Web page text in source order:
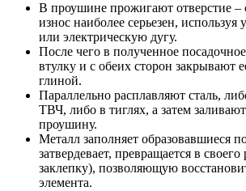
В проушине прожигают отверстие –
износ наиболее серьезен, используя
или электрическую дугу.
После чего в полученное
втулку и с обеих сторон закрывают
глиной.
Параллельно расплавляют сталь,
ТВЧ, либо в тиглях, а затем
проушину.
Металл заполняет образовавшиеся
затвердевает, превращается в
заклепку), позволяющую
элемента.